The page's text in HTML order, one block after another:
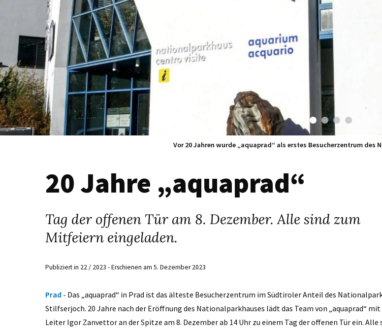
Vor 20 Jahren wurde „aquaprad“ als erstes Besucherzentrum
20 Jahre „aquaprad“
Tag der offenen Tür am 8. Dezember. Alle sind zum
Mitfeiern eingeladen.
Publiziert in 22 / 2023 - Erschienen am 5. Dezember 2023
Prad - Das „aquaprad“ in Prad ist das älteste Besucherzentrum im Südtiroler Anteil des
Stilfserjoch. 20 Jahre nach der Eröffnung des Nationalparkhauses lädt das Team von „aquaprad“ mit
Leiter Igor Zanvettor an der Spitze am 8. Dezember ab 14 Uhr zu einem Tag der offenen Tür ein. Alle